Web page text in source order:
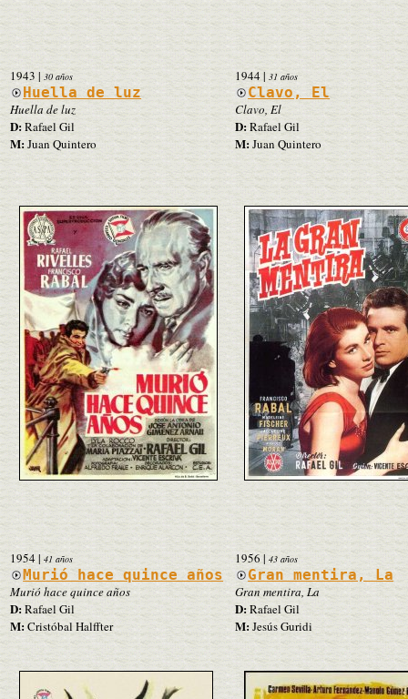
1943 | 30 años
Huella de luz
Huella de luz
D:Rafael Gil
M:Juan Quintero
1944| 31 años
Clavo, El
Clavo, El
D:Rafael Gil
M:Juan Quintero
1954| 41 años
Murió hace quince años
Murió hace quince años
D:Rafael Gil
M: Cristóbal Halffter
1956| 43 años
Gran mentira, La
Gran mentira, La
D:Rafael Gil
M: Jesús Guridi